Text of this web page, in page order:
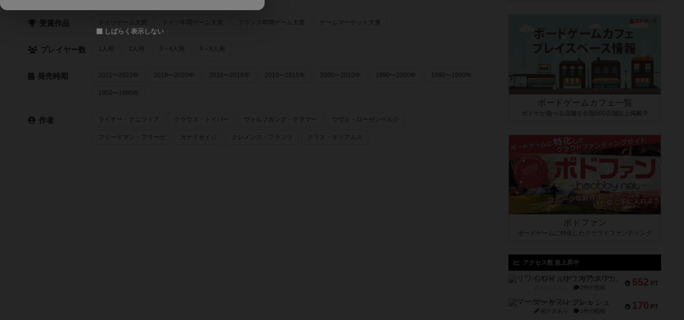
受賞作品 ドイツゲーム大賞 ドイツ年間ゲーム大賞 フランス年間ゲーム大賞 ゲームマーケット大賞
プレイヤー数 1人用 2人用 3～4人用 4～8人用
発売時期 2021〜2022年 2019〜2020年 2016〜2018年 2010〜2015年 2000〜2010年 1990〜2000年 1980〜1990年
1950〜1980年
作者 ライナー・クニツィア クラウス・トイバー ヴォルフガング・クラマー ウヴェ・ローゼンベルク
フリードマン・フリーゼ カナイセイジ クレメンス・フランツ クリス・キリアムス
ボードゲームカフェ一覧
ボドゲが遊べる店舗を全国500店舗以上掲載中
ボドファン
ボードゲームに特化したクラウドファンディング
アクセス数 急上昇中
552 PT
リワイルド：サウスアメリカ
2件の投稿
170 PT
マーケットフレッシュ
紹介文あり 1件の投稿
しばらく表示しない